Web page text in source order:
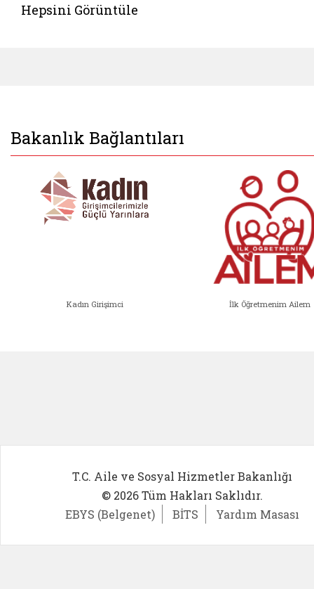
Hepsini Görüntüle
Bakanlık Bağlantıları
Kadın Girişimci İlk Öğretmenim Ailem
T.C. Aile ve Sosyal Hizmetler Bakanlığı
© 2026 Tüm Hakları Saklıdır.
EBYS (Belgenet)
BİTS Yardım Masası